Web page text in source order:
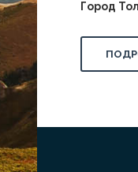
Город